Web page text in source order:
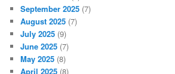
September 2025 (7)
August 2025 (7)
July 2025 (9)
June 2025 (7)
May 2025 (8)
April 2025 (8)